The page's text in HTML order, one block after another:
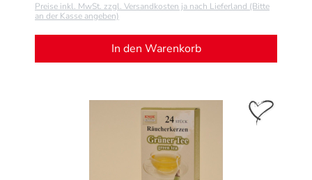
Preise inkl. MwSt. zzgl. Versandkosten ja nach Lieferland (Bitte
an der Kasse angeben)
In den Warenkorb